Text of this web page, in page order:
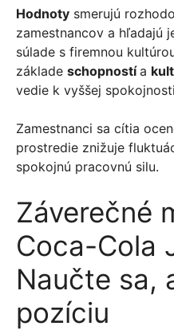
Hodnoty smerujú
zamestnancov a hľadajú
súlade s firemnou
základe schopnostía
vedie k vyššej
Zamestnanci sa cítia
prostredie znižuje
spokojnú pracovnú silu.
Záverečné
Coca-Cola
Naučte sa,
pozíciu